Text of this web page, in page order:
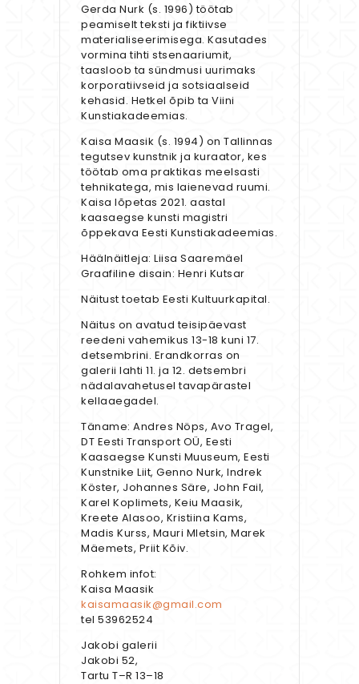
Gerda Nurk (s. 1996) töötab
peamiselt teksti ja fiktiivse
materialiseerimisega. Kasutades
vormina tihti stsenaariumit,
taasloob ta sündmusi uurimaks
korporatiivseid ja sotsiaalseid
kehasid. Hetkel õpib ta Viini
Kunstiakadeemias.
Kaisa Maasik (s. 1994) on Tallinnas
tegutsev kunstnik ja kuraator, kes
töötab oma praktikas meelsasti
tehnikatega, mis laienevad ruumi.
Kaisa lõpetas 2021. aastal
kaasaegse kunsti magistri
õppekava Eesti Kunstiakadeemias.
Häälnäitleja: Liisa Saaremäel
Graafiline disain: Henri Kutsar
Näitust toetab Eesti Kultuurkapital.
Näitus on avatud teisipäevast
reedeni vahemikus 13-18 kuni 17.
detsembrini. Erandkorras on
galerii lahti 11. ja 12. detsembri
nädalavahetusel tavapärastel
kellaaegadel.
Täname: Andres Nöps, Avo Tragel,
DT Eesti Transport OÜ, Eesti
Kaasaegse Kunsti Muuseum, Eesti
Kunstnike Liit, Genno Nurk, Indrek
Köster, Johannes Säre, John Fail,
Karel Koplimets, Keiu Maasik,
Kreete Alasoo, Kristiina Kams,
Madis Kurss, Mauri Mletsin, Marek
Mäemets, Priit Kõiv.
Rohkem infot:
Kaisa Maasik
kaisamaasik@gmail.com
tel 53962524
Jakobi galerii
Jakobi 52,
Tartu T–R 13–18